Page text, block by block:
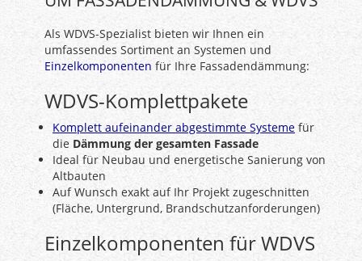
Als WDVS-Spezialist bieten wir Ihnen ein
umfassendes Sortiment an Systemen und
Einzelkomponenten für Ihre Fassadendämmung:
WDVS-Komplettpakete
Komplett aufeinander abgestimmte Systeme für
die Dämmung der gesamten Fassade
Ideal für Neubau und energetische Sanierung von
Altbauten
Auf Wunsch exakt auf Ihr Projekt zugeschnitten
(Fläche, Untergrund, Brandschutzanforderungen)
Einzelkomponenten für WDVS